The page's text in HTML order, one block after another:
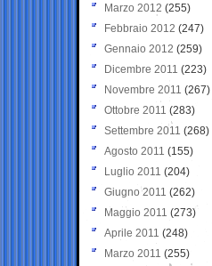
Marzo 2012 (255)
Febbraio 2012 (247)
Gennaio 2012 (259)
Dicembre 2011 (223)
Novembre 2011 (267)
Ottobre 2011 (283)
Settembre 2011 (268)
Agosto 2011 (155)
Luglio 2011 (204)
Giugno 2011 (262)
Maggio 2011 (273)
Aprile 2011 (248)
Marzo 2011 (255)